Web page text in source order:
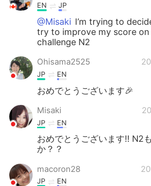
EN JP
@Misaki I’m trying to
try to improve my score on
challenge N2
Ohisama2525
JP EN
おめでとうございます🎉
Misaki
JP EN
おめでとうございます‼️ N2
か？？
macoron28
JP EN